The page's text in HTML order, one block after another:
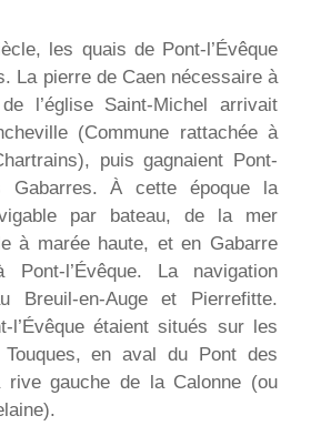
les quais de Pont-l’Évêque
La pierre de Caen nécessaire à
l’église Saint-Michel arrivait
(Commune rattachée à
puis gagnaient Pont-
Gabarres. À cette époque la
par bateau, de la mer
à marée haute, et en Gabarre
Pont-l’Évêque. La navigation
Breuil-en-Auge et Pierrefitte.
l’Évêque étaient situés sur les
en aval du Pont des
rive gauche de la Calonne (ou